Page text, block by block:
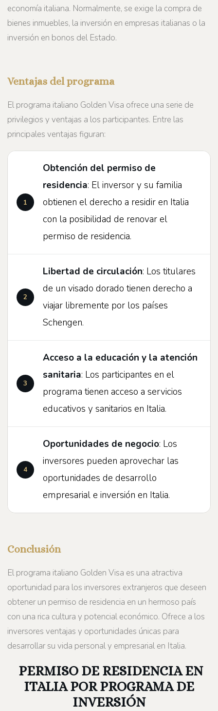
economía italiana. Normalmente, se exige la compra de
bienes inmuebles, la inversión en empresas italianas o la
inversión en bonos del Estado.
Ventajas del programa
El programa italiano Golden Visa ofrece una serie de
privilegios y ventajas a los participantes. Entre las
principales ventajas figuran:
Obtención del permiso de
residencia: El inversor y su familia
obtienen el derecho a residir en Italia
con la posibilidad de renovar el
permiso de residencia.
Libertad de circulación: Los titulares
de un visado dorado tienen derecho a
viajar libremente por los países
Schengen.
Acceso a la educación y la atención
sanitaria: Los participantes en el
programa tienen acceso a servicios
educativos y sanitarios en Italia.
Oportunidades de negocio: Los
inversores pueden aprovechar las
oportunidades de desarrollo
empresarial e inversión en Italia.
Conclusión
El programa italiano Golden Visa es una atractiva
oportunidad para los inversores extranjeros que deseen
obtener un permiso de residencia en un hermoso país
con una rica cultura y potencial económico. Ofrece a los
inversores ventajas y oportunidades únicas para
desarrollar su vida personal y empresarial en Italia.
PERMISO DE RESIDENCIA EN
ITALIA POR PROGRAMA DE
INVERSIÓN